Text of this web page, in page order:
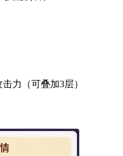
力（可叠加3层）